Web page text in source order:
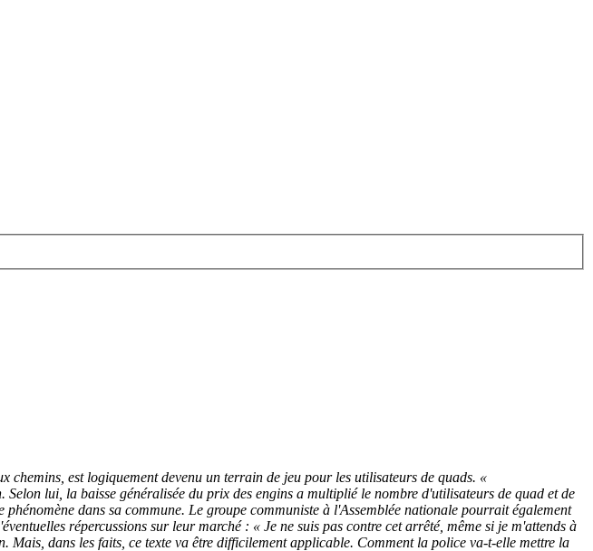
est logiquement devenu un terrain de jeu pour les utilisateurs de quads. «
Selon lui, la baisse généralisée du prix des engins a multiplié le nombre d'utilisateurs de quad et de
dans sa commune. Le groupe communiste à l'Assemblée nationale pourrait également
répercussions sur leur marché : « Je ne suis pas contre cet arrêté, même si je m'attends à
Mais, dans les faits, ce texte va être difficilement applicable. Comment la police va-t-elle mettre la